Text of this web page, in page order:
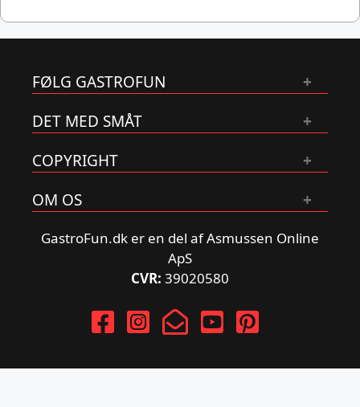
FØLG GASTROFUN
DET MED SMÅT
COPYRIGHT
OM OS
GastroFun.dk er en del af Asmussen Online
ApS
CVR: 39020580